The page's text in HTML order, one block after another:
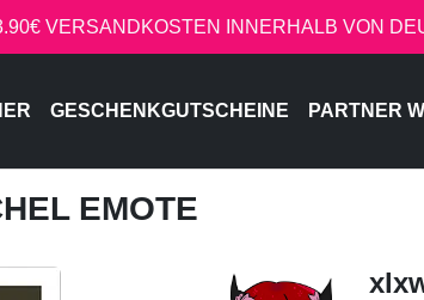
VERSANDKOSTEN INNERHALB VON
GESCHENKGUTSCHEINE PARTNER
EMOTE